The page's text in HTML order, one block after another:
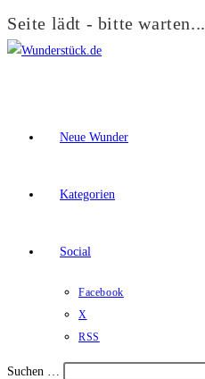
Seite lädt - bitte warten...
Zum
Neue Wunder
Kategorien
Social
Facebook
X
RSS
Suchen …